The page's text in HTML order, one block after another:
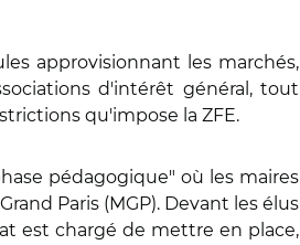
approvisionnant les marchés,
d'intérêt général, tout
qu'impose la ZFE.
pédagogique" où les maires
Paris (MGP). Devant les élus
est chargé de mettre en place,